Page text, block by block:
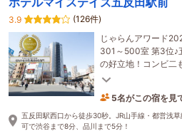
3.9
(126件)
じゃらんアワード
301～500室 第3位♪
の好立地！コンビ二
品川へは5分。羽田
5名がこの宿を見
55分前に予約さ
五反田駅西口から徒歩30秒。JR山手線・都営浅
可で渋谷まで8分、品川まで5分！